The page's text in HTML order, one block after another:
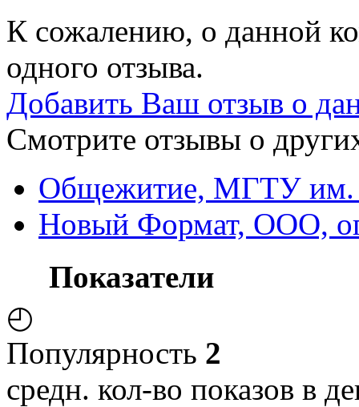
К сожалению, о данной
одного отзыва.
Добавить Ваш отзыв о
Смотрите отзывы о
Общежитие, МГТУ
Новый Формат, ООО,
Показатели
◴
Популярность 2
средн. кол-во показов в